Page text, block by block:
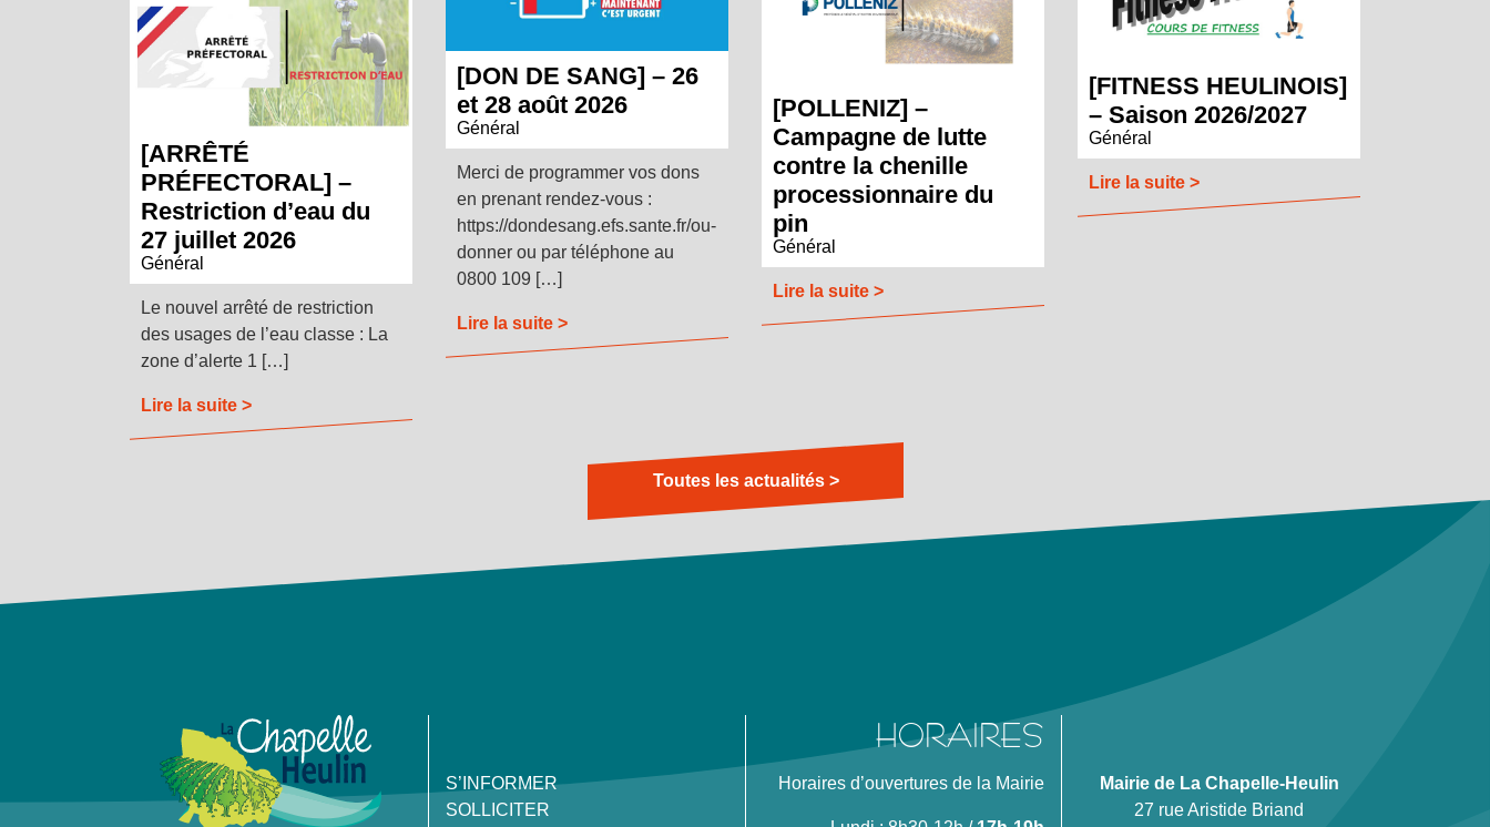
[ARRÊTÉ
PRÉFECTORAL] –
Restriction d’eau du
27 juillet 2026
Général
Le nouvel arrêté de restriction
des usages de l’eau classe : La
zone d’alerte 1 […]
Lire la suite >
[DON DE SANG] – 26
et 28 août 2026
Général
Merci de programmer vos dons
en prenant rendez-vous :
https://dondesang.efs.sante.fr/ou-
donner ou par téléphone au
0800 109 […]
Lire la suite >
[POLLENIZ] –
Campagne de lutte
contre la chenille
processionnaire du
pin
Général
Lire la suite >
[FITNESS HEULINOIS]
– Saison 2026/2027
Général
Lire la suite >
Toutes les actualités >
S’INFORMER
SOLLICITER
HORAIRES
Horaires d’ouvertures de la Mairie
Mairie de La Chapelle-Heulin
27 rue Aristide Briand